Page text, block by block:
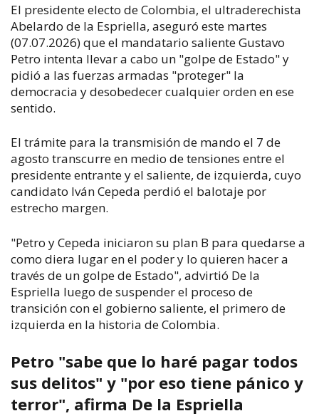
El presidente electo de Colombia, el ultraderechista
Abelardo de la Espriella, aseguró este martes
(07.07.2026) que el mandatario saliente Gustavo
Petro intenta llevar a cabo un "golpe de Estado" y
pidió a las fuerzas armadas "proteger" la
democracia y desobedecer cualquier orden en ese
sentido.
El trámite para la transmisión de mando el 7 de
agosto transcurre en medio de tensiones entre el
presidente entrante y el saliente, de izquierda, cuyo
candidato Iván Cepeda perdió el balotaje por
estrecho margen.
"Petro y Cepeda iniciaron su plan B para quedarse a
como diera lugar en el poder y lo quieren hacer a
través de un golpe de Estado", advirtió De la
Espriella luego de suspender el proceso de
transición con el gobierno saliente, el primero de
izquierda en la historia de Colombia.
Petro "sabe que lo haré pagar todos
sus delitos" y "por eso tiene pánico y
terror", afirma De la Espriella